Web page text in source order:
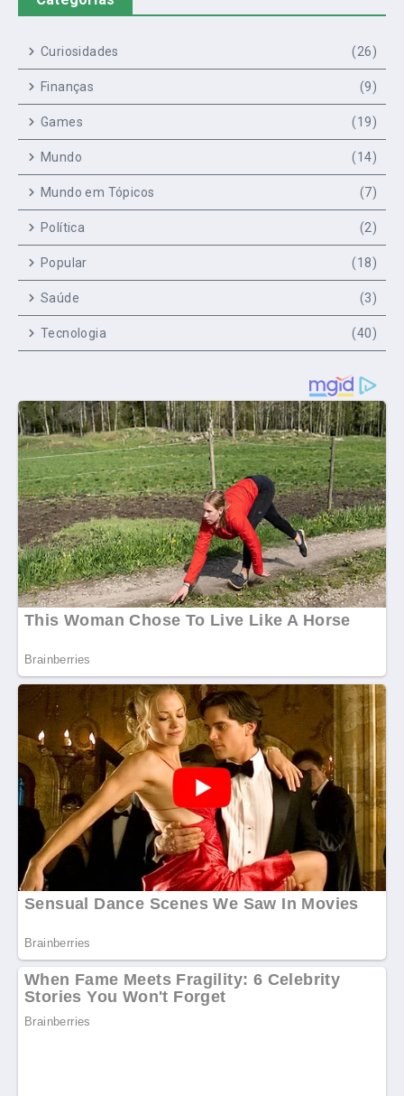
Curiosidades (26)
Finanças (9)
Games (19)
Mundo (14)
Mundo em Tópicos (7)
Política (2)
Popular (18)
Saúde (3)
Tecnologia (40)